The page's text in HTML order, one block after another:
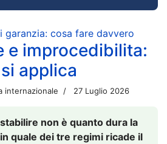
cosa fare davvero
e improcedibilita:
applica
internazionale 27 Luglio 2026
non è quanto dura la
quale dei tre regimi ricade il